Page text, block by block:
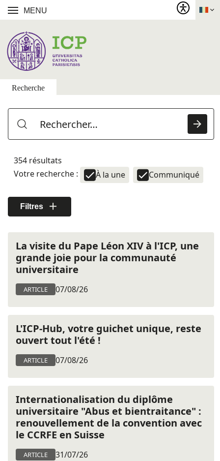
MENU
Recherche
354 résultats
Votre recherche :
À la une Communiqué
Filtres
La visite du Pape Léon XIV à l'ICP, une
grande joie pour la communauté
universitaire
ARTICLE 07/08/26
L'ICP-Hub, votre guichet unique, reste
ouvert tout l'été !
ARTICLE 07/08/26
Internationalisation du diplôme
universitaire "Abus et bientraitance" :
renouvellement de la convention avec
le CCRFE en Suisse
ARTICLE 31/07/26